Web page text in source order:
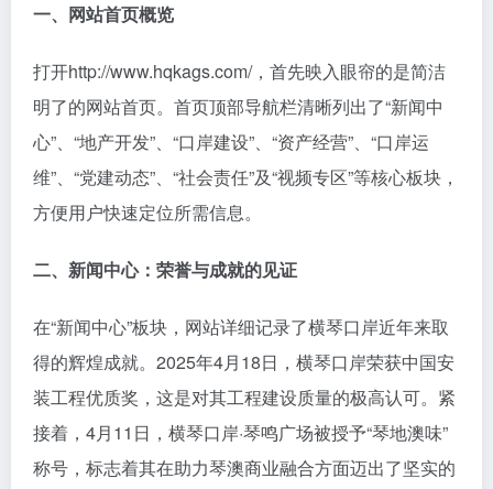
一、网站首页概览
打开http://www.hqkags.com/，首先映入眼帘的是简洁
明了的网站首页。首页顶部导航栏清晰列出了“新闻中
心”、“地产开发”、“口岸建设”、“资产经营”、“口岸运
维”、“党建动态”、“社会责任”及“视频专区”等核心板块，
方便用户快速定位所需信息。
二、新闻中心：荣誉与成就的见证
在“新闻中心”板块，网站详细记录了横琴口岸近年来取
得的辉煌成就。2025年4月18日，横琴口岸荣获中国安
装工程优质奖，这是对其工程建设质量的极高认可。紧
接着，4月11日，横琴口岸·琴鸣广场被授予“琴地澳味”
称号，标志着其在助力琴澳商业融合方面迈出了坚实的